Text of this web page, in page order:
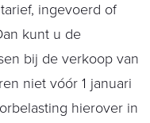
ingevoerd of
kunt u de
bij de verkoop van
niet vóór 1 januari
hierover in